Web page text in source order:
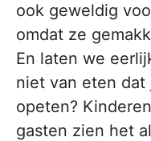
ook geweldig
omdat ze
En laten we
niet van eten
opeten?
gasten zien het